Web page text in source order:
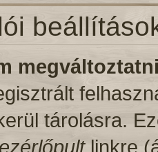
tárolásra.
linkre